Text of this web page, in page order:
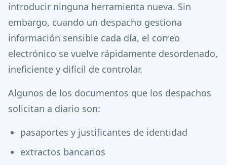
introducir ninguna herramienta nueva. Sin
embargo, cuando un despacho gestiona
información sensible cada día, el correo
electrónico se vuelve rápidamente desordenado,
ineficiente y difícil de controlar.
Algunos de los documentos que los despachos
solicitan a diario son:
pasaportes y justificantes de identidad
extractos bancarios